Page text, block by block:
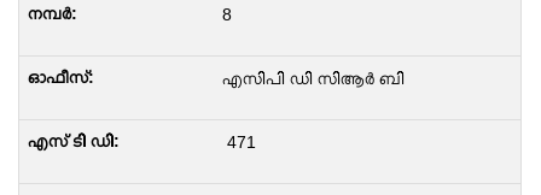
8
എസിപി ഡി സിആര്‍ ബി
471